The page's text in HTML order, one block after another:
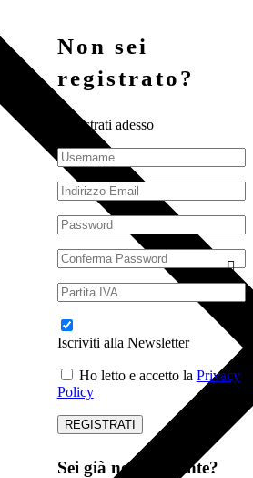
Non sei
registrato?
Registrati adesso
Iscriviti alla Newsletter
Ho letto e accetto la Privacy
Policy
Sei già nostro cliente?